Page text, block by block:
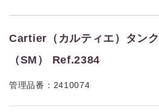
Cartier（カルティエ）タン
（SM） Ref.2384
管理品番：2410074